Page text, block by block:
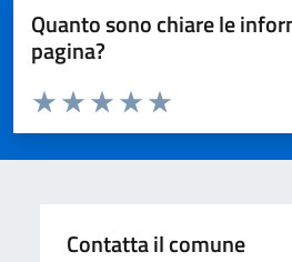
Quanto sono chiare le
pagina?
Domanda
Valuta da 1 a 5 stelle la pagina
Valuta 5 stelle su 5
Valuta 4 stelle su 5
Valuta 3 stelle su 5
Valuta 2 stelle su 5
Valuta 1 stelle su 5
Contatta il comune